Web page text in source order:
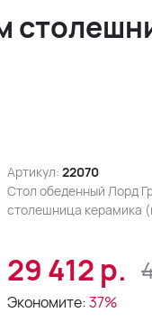
Артикул: 22070
Стол обеденный Лорд
столешница керамика
29 412 р.
Экономите:37%